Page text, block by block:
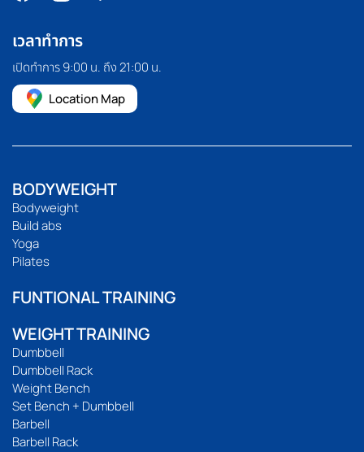
เวลาทำการ
เปิดทำการ 9:00 น. ถึง 21:00 น.
Location Map
BODYWEIGHT
Bodyweight
Build abs
Yoga
Pilates
FUNTIONAL TRAINING
WEIGHT TRAINING
Dumbbell
Dumbbell Rack
Weight Bench
Set Bench + Dumbbell
Barbell
Barbell Rack